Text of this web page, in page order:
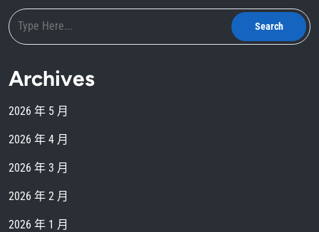
Archives
2026 年 5 月
2026 年 4 月
2026 年 3 月
2026 年 2 月
2026 年 1 月